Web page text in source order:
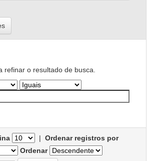
refinar o resultado de busca.
| Ordenar registros por
Ordenar